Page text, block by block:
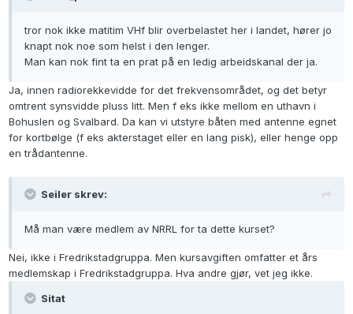
tror nok ikke matitim VHf blir overbelastet her i landet, hører jo
knapt nok noe som helst i den lenger.
Man kan nok fint ta en prat på en ledig arbeidskanal der ja.
Ja, innen radiorekkevidde for det frekvensområdet, og det betyr
omtrent synsvidde pluss litt. Men f eks ikke mellom en uthavn i
Bohuslen og Svalbard. Da kan vi utstyre båten med antenne egnet
for kortbølge (f eks akterstaget eller en lang pisk), eller henge opp
en trådantenne.
Seiler skrev:
Må man være medlem av NRRL for ta dette kurset?
Nei, ikke i Fredrikstadgruppa. Men kursavgiften omfatter et års
medlemskap i Fredrikstadgruppa. Hva andre gjør, vet jeg ikke.
Sitat